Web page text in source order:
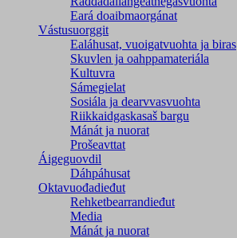
Eará doaibmaorgánat
Vástusuorggit
Ealáhusat, vuoigatvuohta ja biras
Skuvlen ja oahppamateriála
Kultuvra
Sámegielat
Sosiála ja dearvvasvuohta
Riikkaidgaskasaš bargu
Mánát ja nuorat
Prošeavttat
Áigeguovdil
Dáhpáhusat
Oktavuođadieđut
Rehketbearrandieđut
Media
Mánát ja nuorat